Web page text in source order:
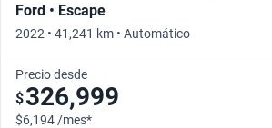
Ford • Escape
2022 • 41,241 km • Automático
Precio desde
$326,999
$6,194 /mes*